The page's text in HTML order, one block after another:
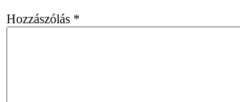
Hozzászólás *